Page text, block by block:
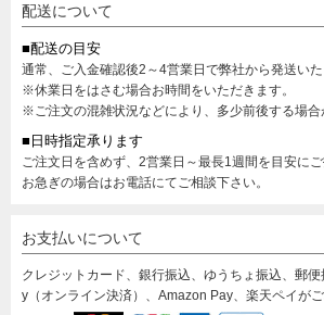
配送について
■配送の目安
通常、ご入金確認後2～4営業日で弊社から発送いた
※休業日をはさむ場合お時間をいただきます。
※ご注文の混雑状況などにより、多少前後する場合
■日時指定承ります
ご注文日を含めず、2営業日～最長1週間を目安にご
お急ぎの場合はお電話にてご相談下さい。
お支払いについて
クレジットカード、銀行振込、ゆうちょ振込、郵
y（オンライン決済）、Amazon Pay、楽天ペイがご